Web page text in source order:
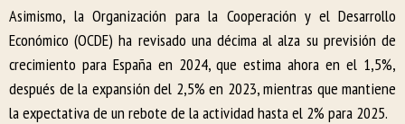
Asimismo, la Organización para la Cooperación y el Desarrollo
Económico (OCDE) ha revisado una décima al alza su previsión de
crecimiento para España en 2024, que estima ahora en el 1,5%,
después de la expansión del 2,5% en 2023, mientras que mantiene
la expectativa de un rebote de la actividad hasta el 2% para 2025.